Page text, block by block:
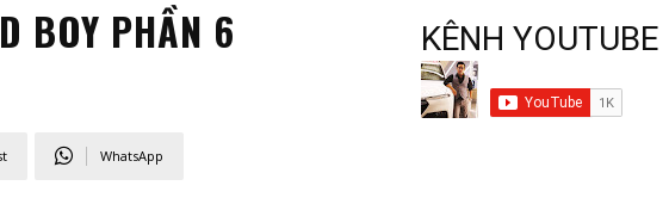
BOY PHẦN 6
WhatsApp
KÊNH YOUTUBE